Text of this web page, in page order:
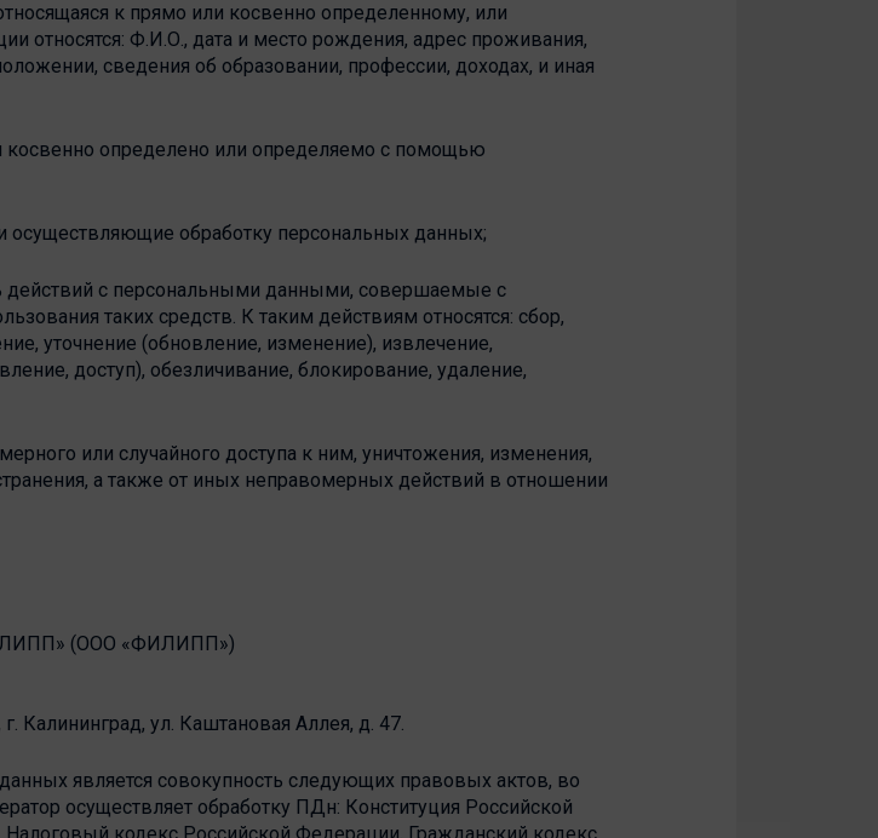
к прямо или косвенно определенному, или
относятся: Ф.И.О., дата и место рождения, адрес проживания,
сведения об образовании, профессии, доходах, и иная
определено или определяемо с помощью
обработку персональных данных;
действий с персональными данными, совершаемые с
таких средств. К таким действиям относятся: сбор,
уточнение (обновление, изменение), извлечение,
доступ), обезличивание, блокирование, удаление,
или случайного доступа к ним, уничтожения, изменения,
а также от иных неправомерных действий в отношении
(ООО «ФИЛИПП»)
Калининград, ул. Каштановая Аллея, д. 47.
является совокупность следующих правовых актов, во
осуществляет обработку ПДн: Конституция Российской